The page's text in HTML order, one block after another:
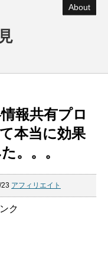
About
報共有プロ
本当に効果
。。。
アフィリエイト
ク